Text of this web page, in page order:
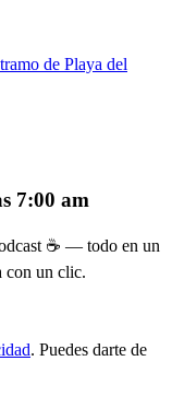
de Playa del
7:00 am
☕ — todo en un
con un clic.
. Puedes darte de